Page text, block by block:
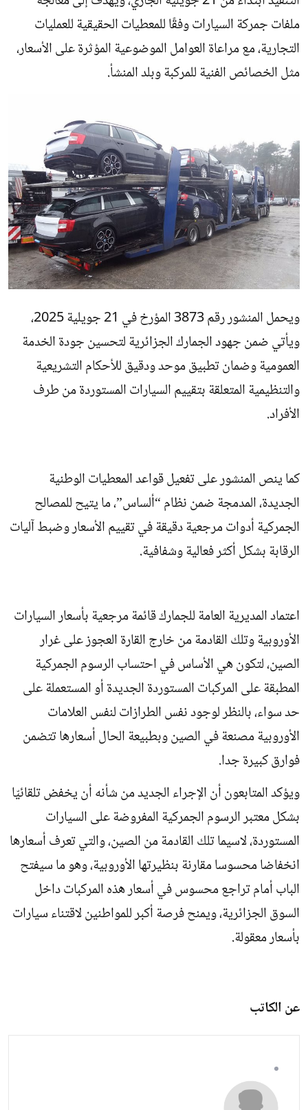
ملفات جمركة السيارات وفقًا للمعطيات الحقيقية للعمليات
التجارية، مع مراعاة العوامل الموضوعية المؤثرة على الأسعار،
مثل الخصائص الفنية للمركبة وبلد المنشأ.
ويحمل المنشور رقم 3873 المؤرخ في 21 جويلية 2025،
ويأتي ضمن جهود الجمارك الجزائرية لتحسين جودة الخدمة
العمومية وضمان تطبيق موحد ودقيق للأحكام التشريعية
والتنظيمية المتعلقة بتقييم السيارات المستوردة من طرف
الأفراد.
كما ينص المنشور على تفعيل قواعد المعطيات الوطنية
الجديدة، المدمجة ضمن نظام “ألساس”، ما يتيح للمصالح
الجمركية أدوات مرجعية دقيقة في تقييم الأسعار وضبط آليات
الرقابة بشكل أكثر فعالية وشفافية.
اعتماد المديرية العامة للجمارك قائمة مرجعية بأسعار السيارات
الأوروبية وتلك القادمة من خارج القارة العجوز على غرار
الصين، لتكون هي الأساس في احتساب الرسوم الجمركية
المطبقة على المركبات المستوردة الجديدة أو المستعملة على
حد سواء، بالنظر لوجود نفس الطرازات لنفس العلامات
الأوروبية مصنعة في الصين وبطبيعة الحال أسعارها تتضمن
فوارق كبيرة جدا.
ويؤكد المتابعون أن الإجراء الجديد من شأنه أن يخفض تلقائيّا
بشكل معتبر الرسوم الجمركية المفروضة على السيارات
المستوردة، لاسيما تلك القادمة من الصين، والتي تعرف أسعارها
انخفاضا محسوسا مقارنة بنظيرتها الأوروبية، وهو ما سيفتح
الباب أمام تراجع محسوس في أسعار هذه المركبات داخل
السوق الجزائرية، ويمنح فرصة أكبر للمواطنين لاقتناء سيارات
بأسعار معقولة.
عن الكاتب